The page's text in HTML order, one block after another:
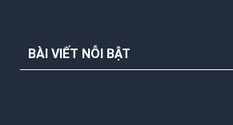
BÀI VIẾT NỖI BẬT